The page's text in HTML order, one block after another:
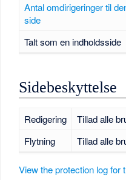
Antal omdirigeringer til
side
Talt som en indholdsside
Sidebeskyttelse
Redigering
Tillad alle
Flytning
Tillad alle
View the protection log for